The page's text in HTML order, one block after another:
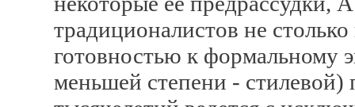
традиционалистов не
готовностью к формальному
меньшей степени - стилевой)